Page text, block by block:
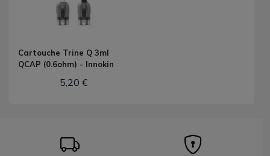
Cartouche Trine Q 3ml
QCAP (0.6ohm) - Innokin
5,20 €